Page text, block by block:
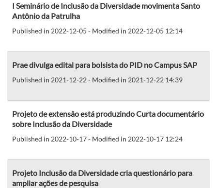
I Seminário de Inclusão da Diversidade movimenta Santo
Antônio da Patrulha
Published in 2022-12-05 - Modified in 2022-12-05 12:14
Prae divulga edital para bolsista do PID no Campus SAP
Published in 2021-12-22 - Modified in 2021-12-22 14:39
Projeto de extensão está produzindo Curta documentário
sobre Inclusão da Diversidade
Published in 2022-10-17 - Modified in 2022-10-17 12:24
Projeto Inclusão da Diversidade cria questionário para
ampliar ações de pesquisa